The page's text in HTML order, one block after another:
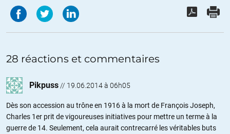
28 réactions et commentaires
Pikpuss // 19.06.2014 à 06h05
Dès son accession au trône en 1916 à la mort de François Joseph,
Charles 1er prit de vigoureuses initiatives pour mettre un terme à la
guerre de 14. Seulement, cela aurait contrecarré les véritables buts